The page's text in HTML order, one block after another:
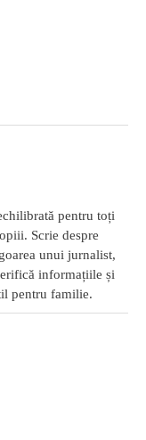
pentru toți
Scrie despre
unui jurnalist,
informațiile și
pentru familie.